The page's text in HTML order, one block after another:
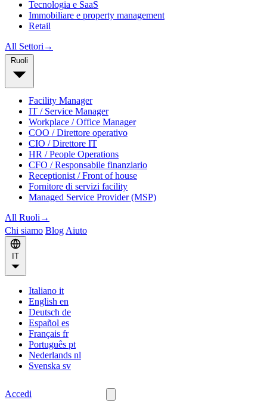
Tecnologia e SaaS
Immobiliare e property management
Retail
All Settori →
Facility Manager
IT / Service Manager
Workplace / Office Manager
COO / Direttore operativo
CIO / Direttore IT
HR / People Operations
CFO / Responsabile finanziario
Receptionist / Front of house
Fornitore di servizi facility
Managed Service Provider (MSP)
All Ruoli →
Chi siamo Blog Aiuto
Italiano it
English en
Deutsch de
Español es
Français fr
Português pt
Nederlands nl
Svenska sv
Accedi